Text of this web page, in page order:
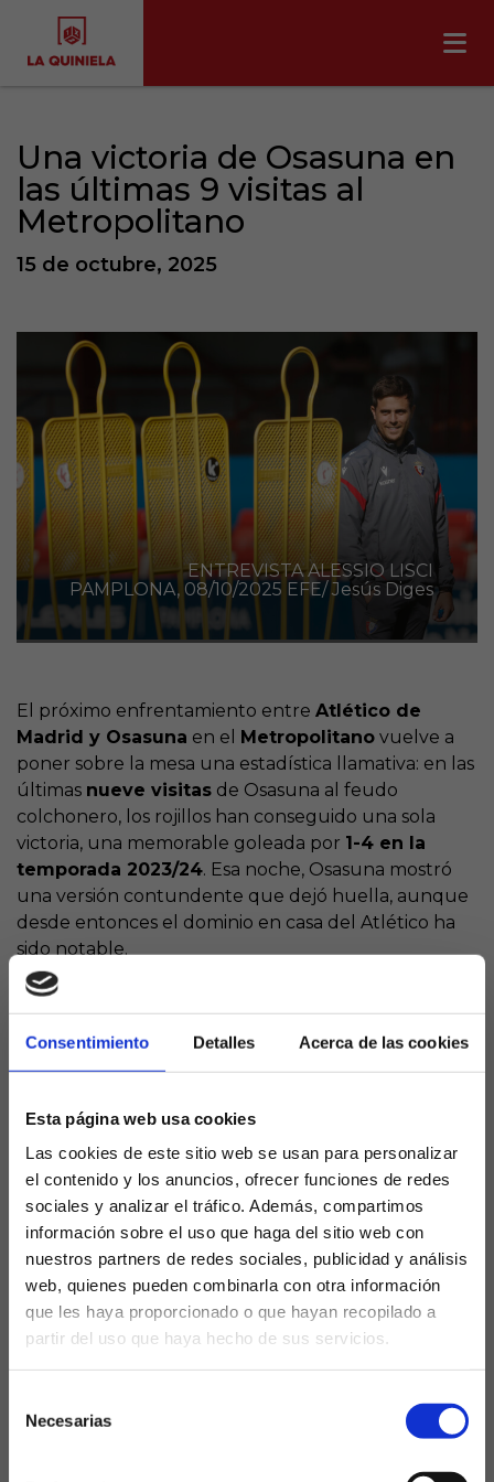
Consentimiento Detalles Acerca de las cookies
Esta página web usa cookies
Las cookies de este sitio web se usan para personalizar
el contenido y los anuncios, ofrecer funciones de redes
sociales y analizar el tráfico. Además, compartimos
información sobre el uso que haga del sitio web con
nuestros partners de redes sociales, publicidad y análisis
web, quienes pueden combinarla con otra información
que les haya proporcionado o que hayan recopilado a
partir del uso que haya hecho de sus servicios.
NecesariasSÍ, SOY MAYOR DE 18 AÑOS
Una victoria de Osasuna en
las últimas 9 visitas al
Metropolitano
15 de octubre, 2025
ENTREVISTA ALESSIO LISCI
PAMPLONA, 08/10/2025 EFE/ Jesús Diges
El próximo enfrentamiento entre Atlético de
Madrid y Osasuna en el Metropolitano vuelve a
poner sobre la mesa una estadística llamativa: en las
últimas nueve visitas de Osasuna al feudo
colchonero, los rojillos han conseguido una sola
victoria, una memorable goleada por 1-4 en la
temporada 2023/24. Esa noche, Osasuna mostró
una versión contundente que dejó huella, aunque
desde entonces el dominio en casa del Atlético ha
sido notable.
Un feudo casi inexpugnable
para Osasuna
mostrado casi inexpugnable para Osasuna
largo de la historia reciente. En total, ambos equipos
se han enfrentado en Primera División en
41
ocasiones en Madrid, con un balance muy
favorable para el Atlético:
31 victorias del Atlético
4 empates
6 victorias para Osasuna
Estas cifras reflejan la dificultad que siempre tiene
Osasuna para sumar fuera de casa contra uno de los
grandes del fútbol español, especialmente en un